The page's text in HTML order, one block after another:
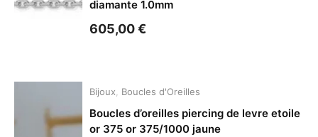
diamante 1.0mm
605,00€
Bijoux Boucles d'Oreilles
Boucles d’oreilles piercing de levre etoile
or 375 or 375/1000 jaune